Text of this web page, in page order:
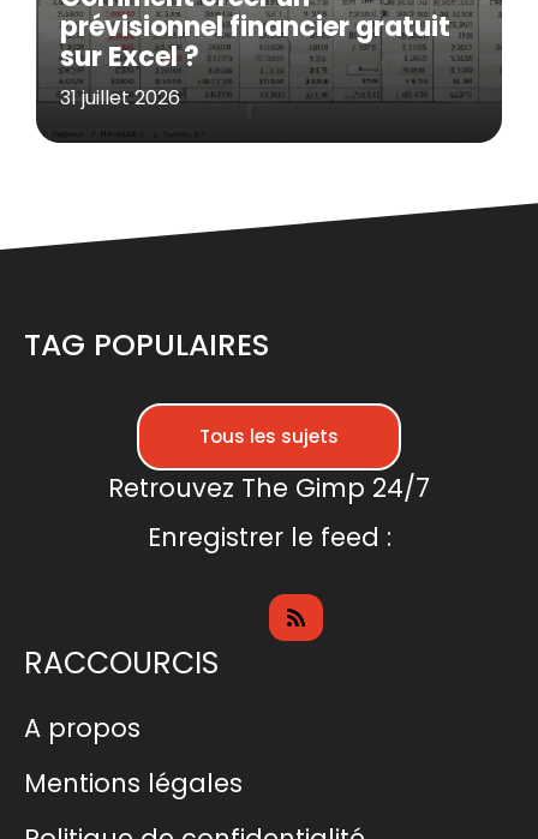
prévisionnel financier gratuit
sur Excel ?
31 juillet 2026
TAG POPULAIRES
Tous les sujets
Retrouvez The Gimp 24/7
Enregistrer le feed :
RACCOURCIS
A propos
Mentions légales